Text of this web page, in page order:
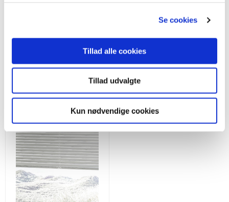
Se cookies
Tillad alle cookies
Tillad udvalgte
Kun nødvendige cookies
Se flere gardiner